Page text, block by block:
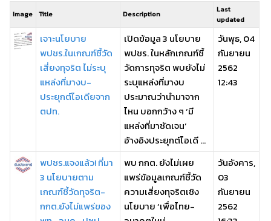
Image Title Description
Last
updated
เจาะนโยบาย
พปชร.ในเกณฑ์ชี้วัด
เสี่ยงทุจริต ไม่ระบุ
แหล่งที่มางบ-
ประยุกต์ไอเดียจาก
ตปท.
เปิดข้อมูล 3 นโยบาย
พปชร. ในหลักเกณฑ์ชี้
วัดการทุจริต พบยังไม่
ระบุแหล่งที่มางบ
ประมาณว่านำมาจาก
ไหน บอกกว้าง ๆ ‘มี
แหล่งที่มาชัดเจน’
อ้างอิงประยุกต์ไอเดี ...
วันพุธ, 04
กันยายน
2562
12:43
พปชร.แจงแล้ว! ที่มา
3 นโยบายตาม
เกณฑ์ชี้วัดทุจริต-
กกต.ยังไม่แพร่ของ
พบ กกต. ยังไม่เผย
แพร่ข้อมูลเกณฑ์ชี้วัด
ความเสี่ยงทุจริตเชิง
นโยบาย ‘เพื่อไทย-
วันอังคาร,
03
กันยายน
2562